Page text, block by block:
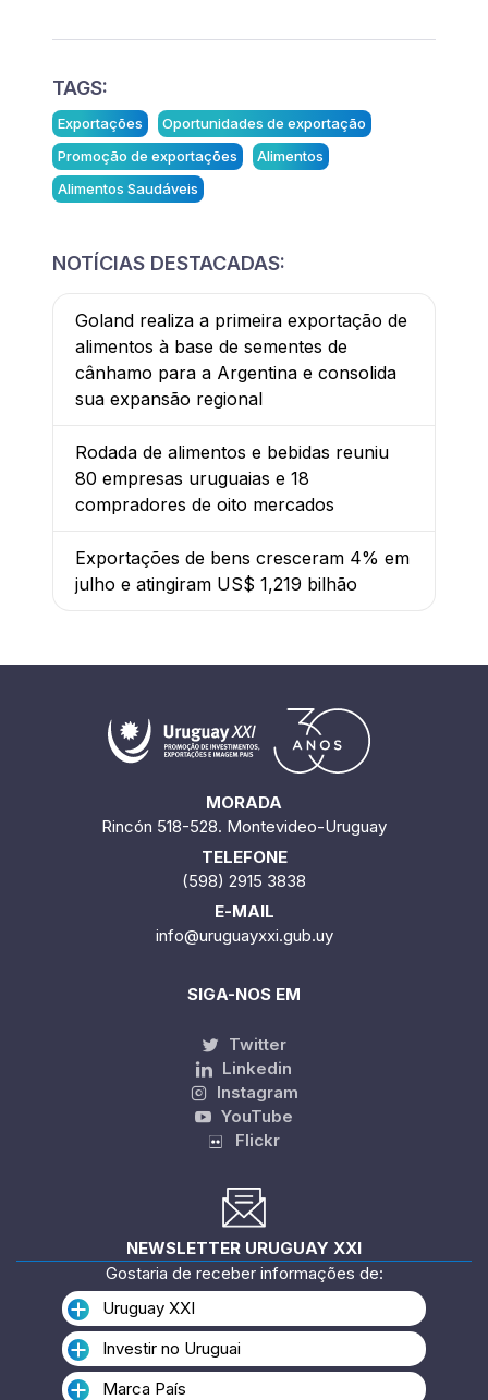
TAGS:
Exportações
Oportunidades de exportação
Promoção de exportações
Alimentos
Alimentos Saudáveis
NOTÍCIAS DESTACADAS:
Goland realiza a primeira exportação de
alimentos à base de sementes de
cânhamo para a Argentina e consolida
sua expansão regional
Rodada de alimentos e bebidas reuniu
80 empresas uruguaias e 18
compradores de oito mercados
Exportações de bens cresceram 4% em
julho e atingiram US$ 1,219 bilhão
MORADA
Rincón 518-528. Montevideo-Uruguay
TELEFONE
(598) 2915 3838
E-MAIL
info@uruguayxxi.gub.uy
SIGA-NOS EM
Twitter
Linkedin
Instagram
YouTube
Flickr
NEWSLETTER URUGUAY XXI
Gostaria de receber informações de:
Uruguay XXI
Investir no Uruguai
Marca País